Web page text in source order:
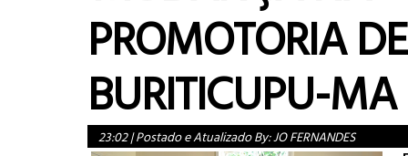
PROMOTORIA DE
BURITICUPU-MA
23:02|Postado e Atualizado By:JO FERNANDES